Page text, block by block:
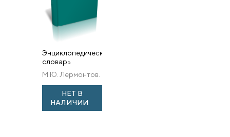
Энциклопедический
словарь
М.Ю. Лермонтов.
НЕТ В
НАЛИЧИИ